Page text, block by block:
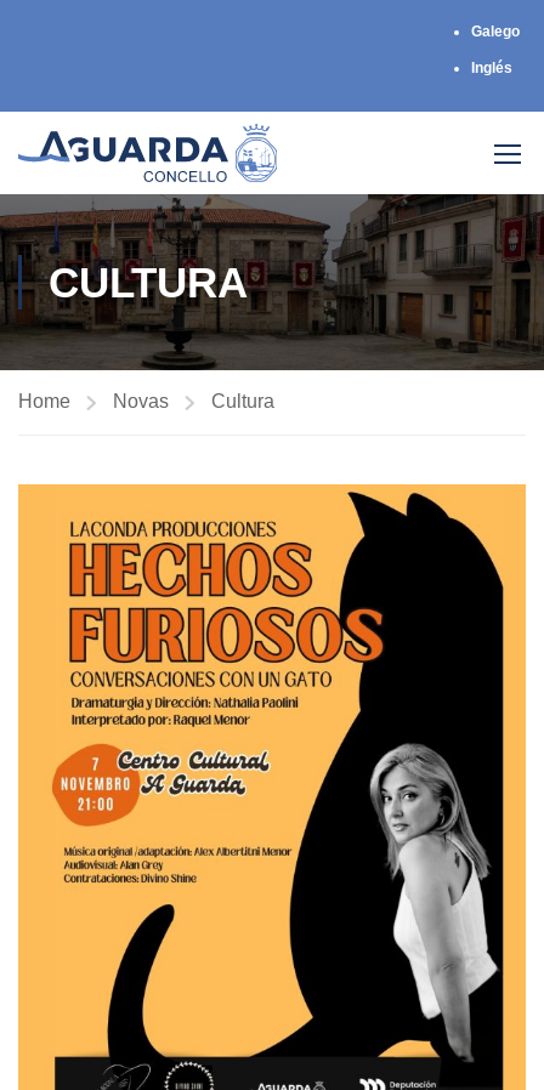
Galego
Inglés
CULTURA
Home Novas Cultura